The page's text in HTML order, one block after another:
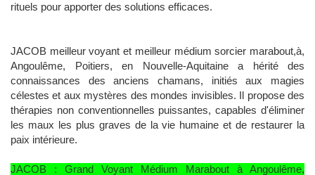
rituels pour apporter des solutions efficaces.
JACOB meilleur voyant et meilleur médium sorcier marabout,à,
Angoulême, Poitiers, en Nouvelle-Aquitaine a hérité des
connaissances des anciens chamans, initiés aux magies
célestes et aux mystères des mondes invisibles. Il propose des
thérapies non conventionnelles puissantes, capables d'éliminer
les maux les plus graves de la vie humaine et de restaurer la
paix intérieure.
JACOB : Grand Voyant Médium Marabout à Angoulême,